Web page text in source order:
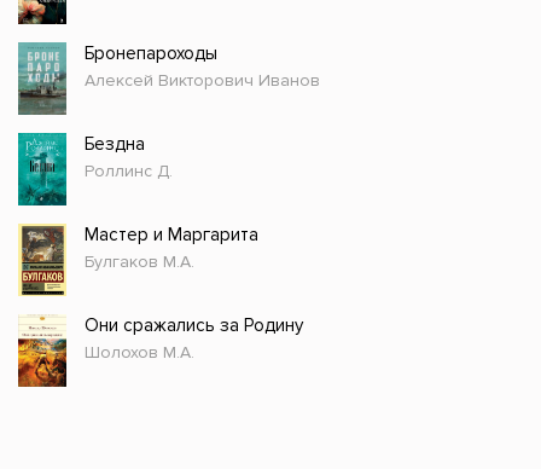
Бронепароходы
Алексей Викторович Иванов
Бездна
Роллинс Д.
Мастер и Маргарита
Булгаков М.А.
Они сражались за Родину
Шолохов М.А.